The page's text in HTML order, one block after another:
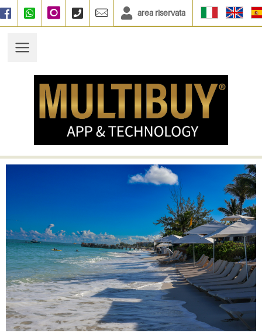
FacebookWhatsAppInstagram+390664833135
info@multibuy.org
area riservata